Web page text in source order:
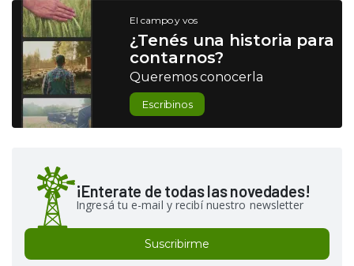
El campo y vos
¿Tenés una historia para
contarnos?
Queremos conocerla
Escribinos
¡Enterate de todas las novedades!
Ingresá tu e-mail y recibí nuestro newsletter
Suscribirme